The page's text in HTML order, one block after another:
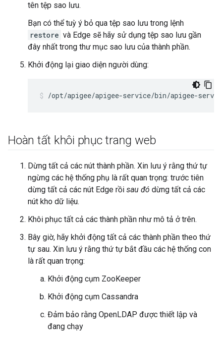
tên tệp sao lưu.
Bạn có thể tuỳ ý bỏ qua tệp sao lưu trong lệnh
restore và Edge sẽ hãy sử dụng tệp sao lưu gần
đây nhất trong thư mục sao lưu của thành phần.
Khởi động lại giao diện người dùng:
/opt/apigee/apigee-service/bin/apigee-
Hoàn tất khôi phục trang web
Dừng tất cả các nút thành phần. Xin lưu ý rằng thứ tự
ngừng các hệ thống phụ là rất quan trọng: trước tiên
dừng tất cả các nút Edge rồi sau đó dừng tất cả các
nút kho dữ liệu.
Khôi phục tất cả các thành phần như mô tả ở trên.
Bây giờ, hãy khởi động tất cả các thành phần theo thứ
tự sau. Xin lưu ý rằng thứ tự bắt đầu các hệ thống con
là rất quan trọng:
Khởi động cụm ZooKeeper
Khởi động cụm Cassandra
Đảm bảo rằng OpenLDAP được thiết lập và
đang chạy